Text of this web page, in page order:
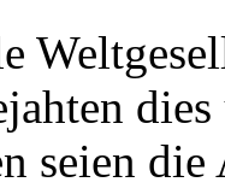
seien